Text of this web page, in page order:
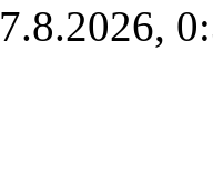
7.8.2026,